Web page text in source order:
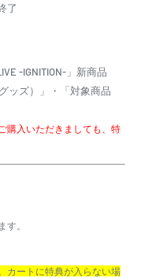
了
-IGNITION-」新商品
ッズ）」・「対象商品
購入いただきましても、特
す。
カートに特典が入らない場